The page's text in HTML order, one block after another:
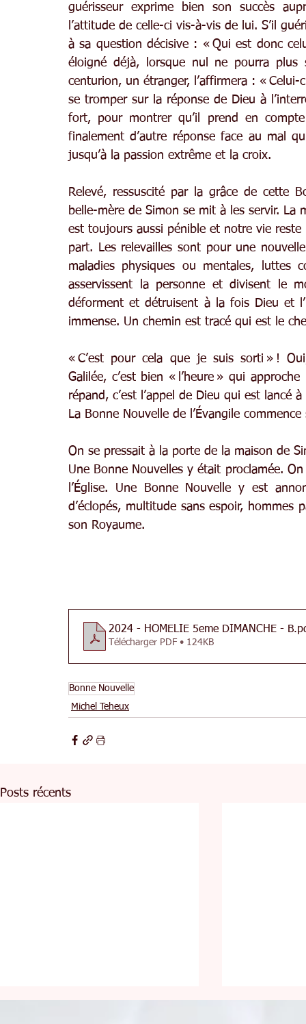
guérisseur exprime bien son succès
l’attitude de celle-ci vis-à-vis de lui. S’il
à sa question décisive : « Qui est donc
éloigné déjà, lorsque nul ne pourra
centurion, un étranger, l’affirmera : «
se tromper sur la réponse de Dieu à
fort, pour montrer qu’il prend en
finalement d’autre réponse face au mal
jusqu’à la passion extrême et la croix.
Relevé, ressuscité par la grâce de cette
belle-mère de Simon se mit à les servir.
est toujours aussi pénible et notre vie
part. Les relevailles sont pour une
maladies physiques ou mentales, luttes
asservissent la personne et divisent le
déforment et détruisent à la fois Dieu et
immense. Un chemin est tracé qui est le
« C’est pour cela que je suis sorti » !
Galilée, c’est bien « l’heure » qui
répand, c’est l’appel de Dieu qui est lancé
La Bonne Nouvelle de l’Évangile
On se pressait à la porte de la maison de
Une Bonne Nouvelles y était proclamée.
l’Église. Une Bonne Nouvelle y est
d’éclopés, multitude sans espoir, hommes
son Royaume.
2024 - HOMELIE 5eme DIMANCHE - B
Télécharger PDF • 124KB
Bonne Nouvelle
Michel Teheux
Posts récents